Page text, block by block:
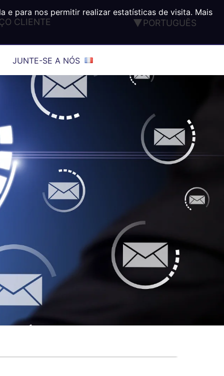
CLIENTE
PORTUGUÊS
DEUTSCH
TÜRK
JUNTE-SE A NÓS
e para nos permitir realizar estatísticas de visita. Mais